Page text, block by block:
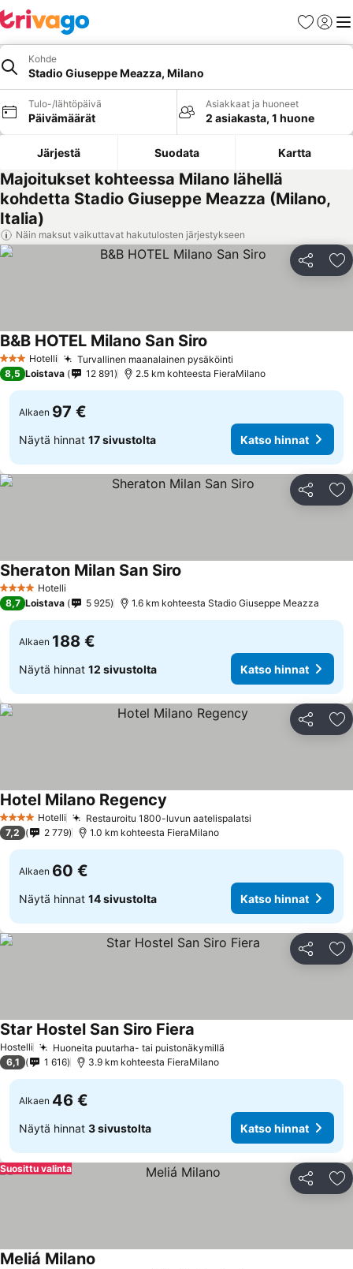
Suosikit
Kohde
Stadio Giuseppe Meazza, Milano
Tulo-/lähtöpäivä
Päivämäärät
Asiakkaat ja huoneet
2 asiakasta, 1 huone
Järjestä Suodata Kartta
Majoitukset kohteessa Milano lähellä
kohdetta Stadio Giuseppe Meazza (Milano,
Italia)
Näin maksut vaikuttavat hakutulosten järjestykseen
Jaa
3 Tähtiluokitus
Hotelli Turvallinen maanalainen pysäköinti
B&B HOTEL Milano San Siro
8,5 Loistava 12 891 2.5 km kohteesta FieraMilano
Alkaen 97 €
Näytä hinnat 17 sivustolta Katso hinnat
Jaa
4 Tähtiluokitus
Hotelli
Sheraton Milan San Siro
8,7 Loistava 5 925 1.6 km kohteesta Stadio Giuseppe Meazza
Alkaen 188 €
Näytä hinnat 12 sivustolta Katso hinnat
Jaa
4 Tähtiluokitus
Hotelli Restauroitu 1800-luvun aatelispalatsi
Hotel Milano Regency
7,2 2 779 1.0 km kohteesta FieraMilano
Alkaen 60 €
Näytä hinnat 14 sivustolta Katso hinnat
Jaa
Hostelli Huoneita puutarha- tai puistonäkymillä
Star Hostel San Siro Fiera
6,1 1 616 3.9 km kohteesta FieraMilano
Alkaen 46 €
Näytä hinnat 3 sivustolta Katso hinnat
Jaa
Suosittu valinta
Meliá Milano